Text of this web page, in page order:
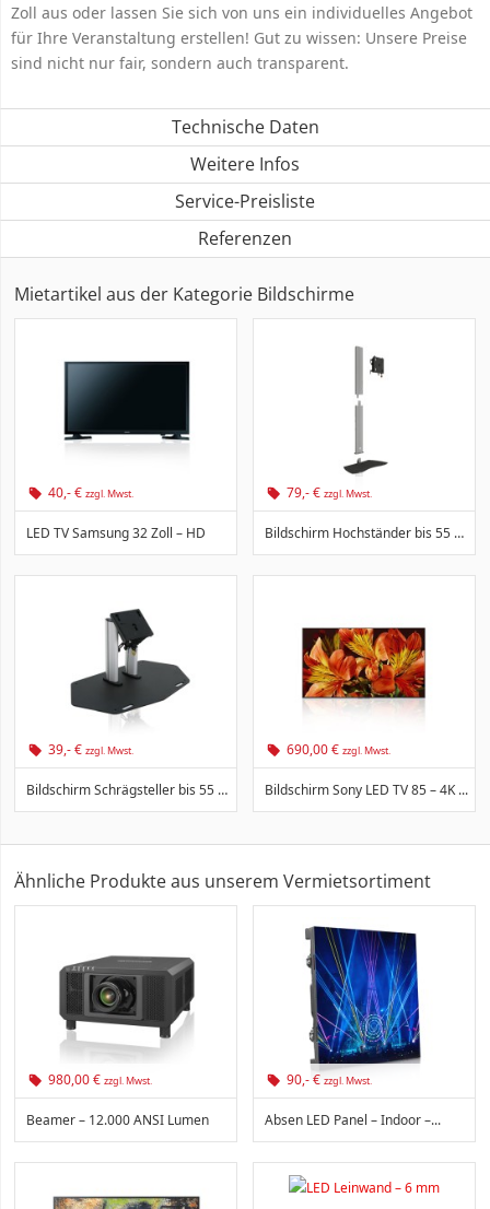
Zoll aus oder lassen Sie sich von uns ein individuelles Angebot
für Ihre Veranstaltung erstellen! Gut zu wissen: Unsere Preise
sind nicht nur fair, sondern auch transparent.
Technische Daten
Weitere Infos
Service-Preisliste
Referenzen
Mietartikel aus der Kategorie Bildschirme
LED TV Samsung 32 Zoll – HD
40,- €zzgl. Mwst.
Bildschirm Hochständer bis 55 Zoll
79,- € zzgl. Mwst.
Bildschirm Schrägsteller bis 55 Zoll
39,- €zzgl. Mwst.
Bildschirm Sony LED TV 85 – 4K ...
690,00 € zzgl. Mwst.
Ähnliche Produkte aus unserem Vermietsortiment
Beamer – 12.000 ANSI Lumen
980,00 €zzgl. Mwst.
Absen LED Panel – Indoor –...
90,- € zzgl. Mwst.